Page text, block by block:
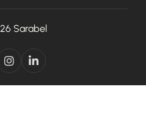
Sarabel
 